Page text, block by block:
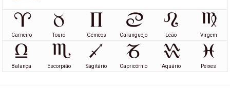
Carneiro Touro Gémeos Caranguejo Leão Virgem
Balança Escorpião Sagitário Capricórnio Aquário Peixes